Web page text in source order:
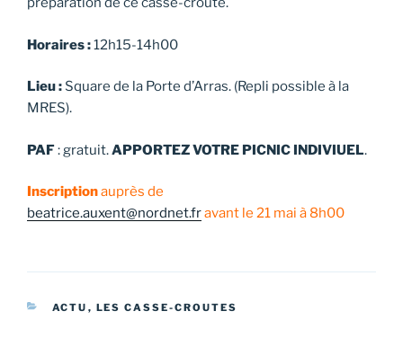
Horaires :12h15-14h00
Lieu : Square de la Porte d’Arras. (Repli possible à la
MRES).
PAF: gratuit.APPORTEZ VOTRE PICNIC INDIVIUEL.
Inscriptionauprès de
beatrice.auxent@nordnet.fravant le 21 mai à 8h00
CATÉGORIES
ACTU , LES CASSE-CROUTES